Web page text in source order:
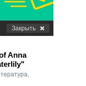
Закрыть
Anna
,